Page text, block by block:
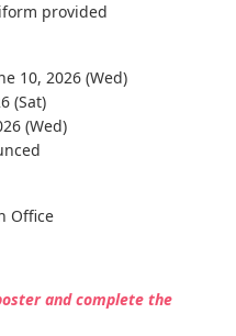
provided
10, 2026 (Wed)
(Sat)
(Wed)
Office
and complete the